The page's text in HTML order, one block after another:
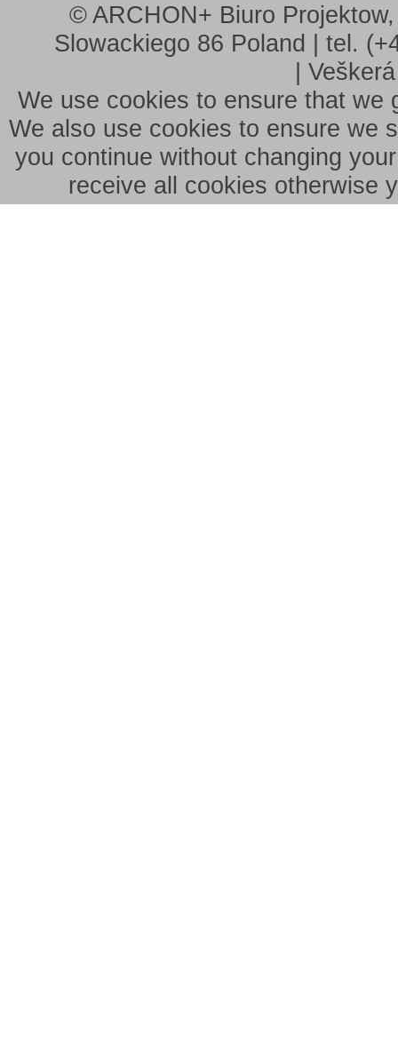
© ARCHON+ Biuro
Slowackiego 86 Poland | tel.
|
We use cookies to ensure that we
We also use cookies to ensure we
you continue without changing
receive all cookies otherwise